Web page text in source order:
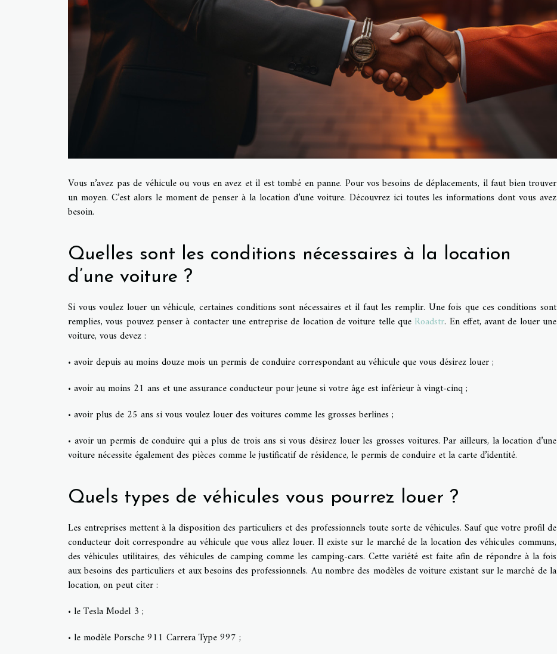
Vous n’avez pas de véhicule ou vous en avez et il est tombé en panne. Pour vos besoins de déplacements, il faut bien trouver
un moyen. C’est alors le moment de penser à la location d’une voiture. Découvrez ici toutes les informations dont vous avez
besoin.
Quelles sont les conditions nécessaires à la location
d’une voiture ?
Si vous voulez louer un véhicule, certaines conditions sont nécessaires et il faut les remplir. Une fois que ces conditions sont
remplies, vous pouvez penser à contacter une entreprise de location de voiture telle que Roadstr. En effet, avant de louer une
voiture, vous devez :
• avoir depuis au moins douze mois un permis de conduire correspondant au véhicule que vous désirez louer ;
• avoir au moins 21 ans et une assurance conducteur pour jeune si votre âge est inférieur à vingt-cinq ;
• avoir plus de 25 ans si vous voulez louer des voitures comme les grosses berlines ;
• avoir un permis de conduire qui a plus de trois ans si vous désirez louer les grosses voitures. Par ailleurs, la location d’une
voiture nécessite également des pièces comme le justificatif de résidence, le permis de conduire et la carte d’identité.
Quels types de véhicules vous pourrez louer ?
Les entreprises mettent à la disposition des particuliers et des professionnels toute sorte de véhicules. Sauf que votre profil de
conducteur doit correspondre au véhicule que vous allez louer. Il existe sur le marché de la location des véhicules communs,
des véhicules utilitaires, des véhicules de camping comme les camping-cars. Cette variété est faite afin de répondre à la fois
aux besoins des particuliers et aux besoins des professionnels. Au nombre des modèles de voiture existant sur le marché de la
location, on peut citer :
• le Tesla Model 3 ;
• le modèle Porsche 911 Carrera Type 997 ;